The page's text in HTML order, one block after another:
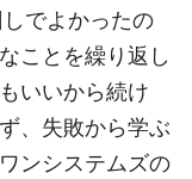
でよかったの
ことを繰り返し
いいから続け
、失敗から学ぶ
ンシステムズの